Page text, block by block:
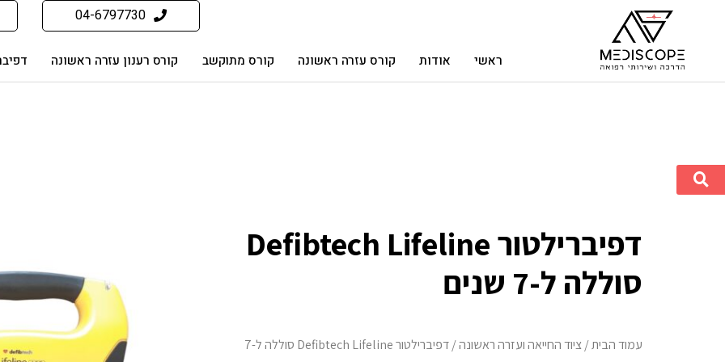
04-6797730
ראשי אודות קורס עזרה ראשונה קורס מתוקשב קורס רענון עזרה ראשונה
דפיברילטור Defibtech Lifeline
סוללה ל-7 שנים
עמוד הבית/ציוד החייאה ועזרה ראשונה
/ דפיברילטור Defibtech Lifeline סוללה ל-7